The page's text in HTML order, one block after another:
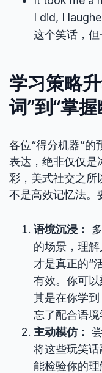
I did, I
这个笑话，
学习策略
词”到“掌
各位“得分机器”的
表达，绝非仅仅是
彩，美式社交之所
不是高效记忆法。
语境沉浸：
的场景，理
才是真正的“
有效。你可
其是在你学
忘了配合语境
主动模仿：
将这些玩笑
能检验你的理